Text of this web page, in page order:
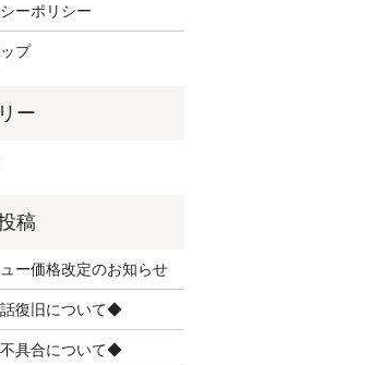
ーポリシー
プ
ー価格改定のお知らせ
復旧について◆
具合について◆